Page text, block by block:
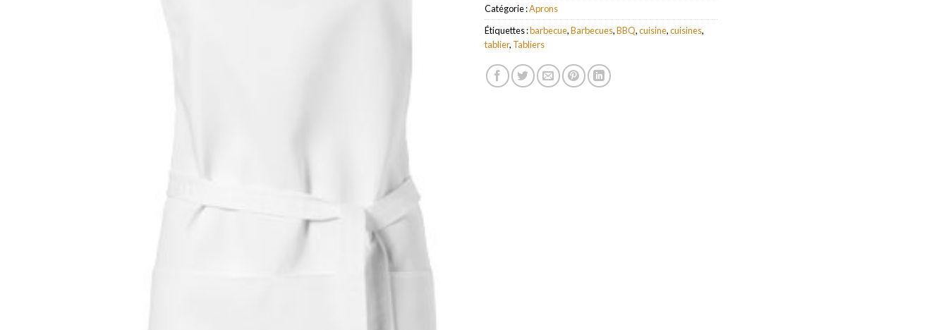
Catégorie :Aprons
Étiquettes :barbecue,Barbecues,BBQ,cuisine,cuisines,
tablier, Tabliers